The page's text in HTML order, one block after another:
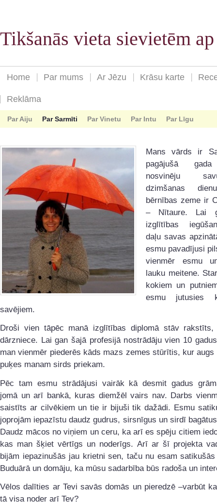
Tikšanās vieta sievietēm
Home Par mums Ar Jēzu Krāsu karte
Reklāma
Par Aiju Par Sarmīti Par Vinetu Par Intu Par Līgu
Mans vārds ir
pagājušā
nosvinēju
dzimšanas
bērnības zeme ir
– Nītaure. Lai
izglītības
daļu savas
esmu pavadījusi
vienmēr esmu
lauku meitene.
kokiem un
esmu jutusies
savējiem.
Droši vien tāpēc manā izglītības diplomā stāv
dārzniece. Lai gan šajā profesijā nostrādāju vien 10
man vienmēr piederēs kāds mazs zemes stūrītis, kur augs
puķes manam sirds priekam.
Pēc tam esmu strādājusi vairāk kā desmit gadus
jomā un arī bankā, kuras diemžēl vairs nav. Darbs
saistīts ar cilvēkiem un tie ir bijuši tik dažādi. Esmu
joprojām iepazīstu daudz gudrus, sirsnīgus un sirdī
Daudz mācos no viņiem un ceru, ka arī es spēju citiem
kas man šķiet vērtīgs un noderīgs. Arī ar šī projekta
bijām iepazinušās jau krietni sen, taču nu esam
Buduārā un domāju, ka mūsu sadarbība būs radoša un
Vēlos dalīties ar Tevi savās domās un pieredzē –varbūt
tā visa noder arī Tev?